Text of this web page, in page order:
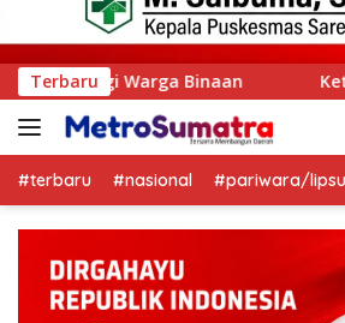
Terbaru
Padang Prof Ahmad Wira Buka
#terbaru #nasional #pariwara/